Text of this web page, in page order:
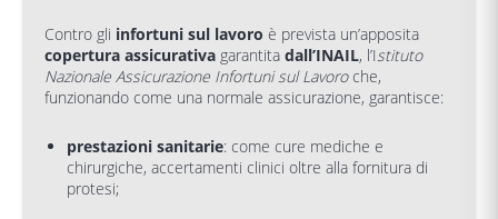
Contro gli infortuni sul lavoro è prevista un’apposita
copertura assicurativa garantita dall’INAIL, l’Istituto
Nazionale Assicurazione Infortuni sul Lavoroche,
funzionando come una normale assicurazione, garantisce:
prestazioni sanitarie: come cure mediche e
chirurgiche, accertamenti clinici oltre alla fornitura di
protesi;